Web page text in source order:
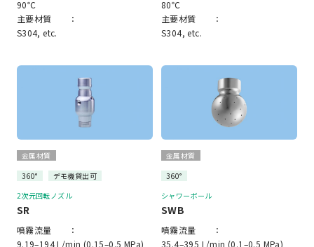
90℃
主要材質 ：
S304, etc.
80℃
主要材質 ：
S304, etc.
金属材質
360°
デモ機貸出可
2次元回転ノズル
SR
噴霧流量 ：
9.19–194 L/min (0.15–0.5 MPa)
金属材質
360°
シャワーボール
SWB
噴霧流量 ：
35.4–395 L/min (0.1–0.5 MPa)